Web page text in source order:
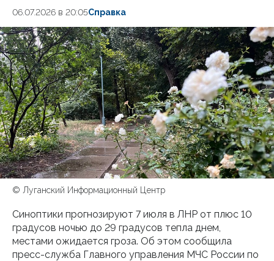
06.07.2026 в 20:05Справка
© Луганский Информационный Центр
Синоптики прогнозируют 7 июля в ЛНР от плюс 10
градусов ночью до 29 градусов тепла днем,
местами ожидается гроза. Об этом сообщила
пресс-служба Главного управления МЧС России по